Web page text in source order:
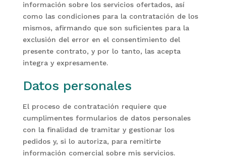
información sobre los servicios ofertados, así
como las condiciones para la contratación de los
mismos, afirmando que son suficientes para la
exclusión del error en el consentimiento del
presente contrato, y por lo tanto, las acepta
integra y expresamente.
Datos personales
El proceso de contratación requiere que
cumplimentes formularios de datos personales
con la finalidad de tramitar y gestionar los
pedidos y, si lo autoriza, para remitirte
información comercial sobre mis servicios.